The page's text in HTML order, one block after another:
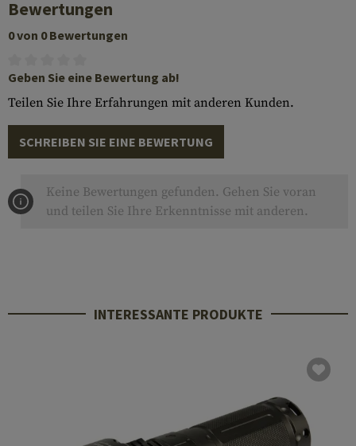
Bewertungen
0 von 0 Bewertungen
Geben Sie eine Bewertung ab!
Teilen Sie Ihre Erfahrungen mit anderen Kunden.
SCHREIBEN SIE EINE BEWERTUNG
Keine Bewertungen gefunden. Gehen Sie voran
und teilen Sie Ihre Erkenntnisse mit anderen.
INTERESSANTE PRODUKTE